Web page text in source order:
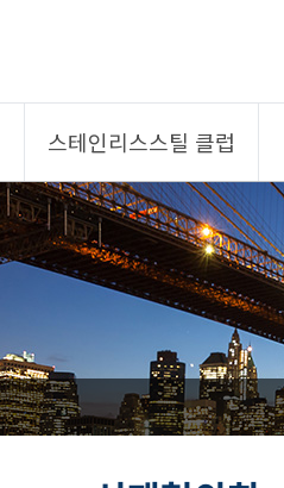
스테인리스스틸 클럽
제품소개
회원사
클럽 소개
사진/영상
제품 기획안 상시
공모